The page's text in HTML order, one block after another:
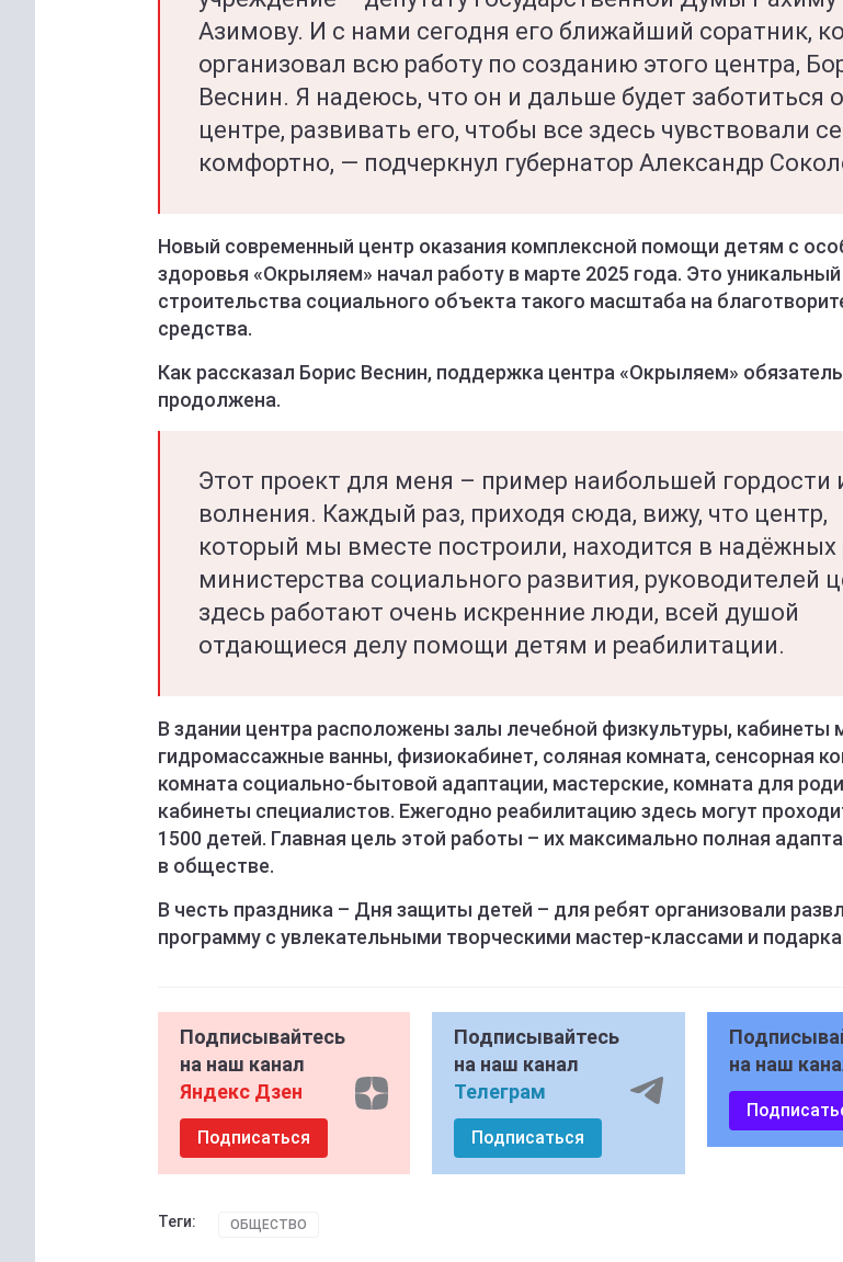
Азимову. И с нами сегодня его ближайший соратник,
организовал всю работу по созданию этого центра,
Веснин. Я надеюсь, что он и дальше будет заботиться
центре, развивать его, чтобы все здесь чувствовали
комфортно, — подчеркнул губернатор Александр
Новый современный центр оказания комплексной помощи детям с
здоровья «Окрыляем» начал работу в марте 2025 года. Это
строительства социального объекта такого масштаба на
средства.
Как рассказал Борис Веснин, поддержка центра «Окрыляем»
продолжена.
Этот проект для меня – пример наибольшей гордости
волнения. Каждый раз, приходя сюда, вижу, что центр,
который мы вместе построили, находится в надёжных
министерства социального развития, руководителей
здесь работают очень искренние люди, всей душой
отдающиеся делу помощи детям и реабилитации.
В здании центра расположены залы лечебной физкультуры, кабинеты
гидромассажные ванны, физиокабинет, соляная комната, сенсорная
комната социально-бытовой адаптации, мастерские, комната для
кабинеты специалистов. Ежегодно реабилитацию здесь могут
1500 детей. Главная цель этой работы – их максимально полная
в обществе.
В честь праздника – Дня защиты детей – для ребят организовали
программу с увлекательными творческими мастер-классами и
Подписывайтесь
на наш канал
Яндекс Дзен
Подписаться
Подписывайтесь
на наш канал
Телеграм
Подписаться
на наш
Теги: ОБЩЕСТВО